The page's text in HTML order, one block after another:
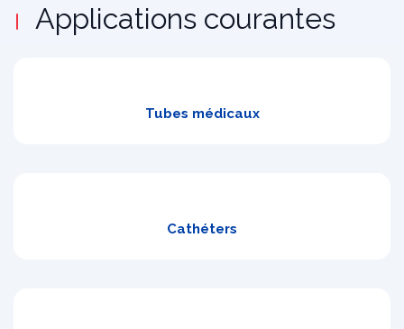
Applications courantes
Tubes médicaux
Cathéters